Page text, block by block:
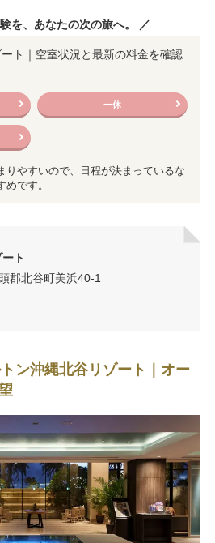
を、あなたの次の旅へ。 ／
ト｜空室状況と最新の料金を確認
一休
りやすいので、日程が決まっているな
めです。
ト
郡北谷町美浜40-1
ン沖縄北谷リゾート｜オー